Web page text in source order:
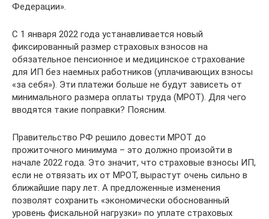
Федерации».
С 1 января 2022 года устанавливается новый
фиксированный размер страховых взносов на
обязательное пенсионное и медицинское страхование
для ИП без наемных работников (уплачивающих взносы
«за себя»). Эти платежи больше не будут зависеть от
минимального размера оплаты труда (МРОТ). Для чего
вводятся такие поправки? Поясним.
Правительство РФ решило довести МРОТ до
прожиточного минимума – это должно произойти в
начале 2022 года. Это значит, что страховые взносы ИП,
если не отвязать их от МРОТ, вырастут очень сильно в
ближайшие пару лет. А предложенные изменения
позволят сохранить «экономически обоснованный
уровень фискальной нагрузки» по уплате страховых